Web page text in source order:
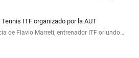
ITF organizado por la AUT
de Flavio Marreti, entrenador ITF oriundo…